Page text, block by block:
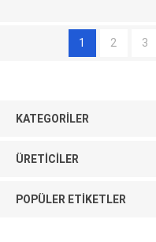
1 2 3
KATEGORILER
ÜRETICILER
POPÜLER ETIKETLER